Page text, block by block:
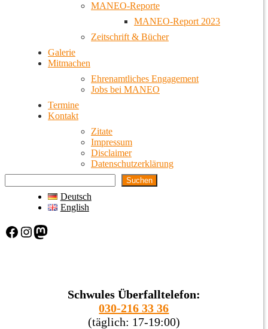
MANEO-Reporte
MANEO-Report 2023
Zeitschrift & Bücher
Galerie
Mitmachen
Ehrenamtliches Engagement
Jobs bei MANEO
Termine
Kontakt
Zitate
Impressum
Disclaimer
Datenschutzerklärung
Suchen
Deutsch
English
Facebook Instagram Mastodon
Schwules Überfalltelefon:
030-216 33 36
(täglich: 17-19:00)